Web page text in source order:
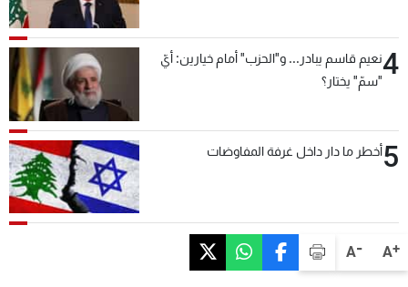
A+
A-
4نعيم قاسم يبادر... و"الحزب" أمام خيارين: أيّ
"سمّ" يختار؟
5أخطر ما دار داخل غرفة المفاوضات